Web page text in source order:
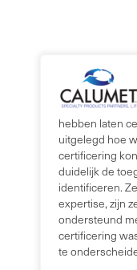
hebben laten
uitgelegd hoe
certificering
duidelijk de
identificeren.
expertise, zijn
ondersteund
certificering
te